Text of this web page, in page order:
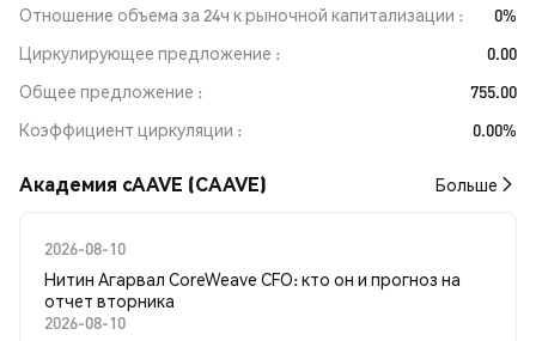
Отношение объема за 24ч к рыночной капитализации
0%
Циркулирующее предложение
0.00
Общее предложение
755.00
Коэффициент циркуляции
0.00%
Академия cAAVE (CAAVE) Больше
2026-08-10
Нитин Агарвал CoreWeave CFO: кто он и прогноз на
отчет вторника
2026-08-10